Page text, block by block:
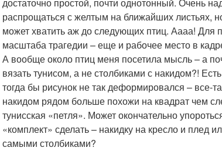
достаточно простой, почти однотонный. Очень
распрощаться с желтым на ближайших листьях,
может хватить аж до следующих птиц. Аааа! Для
масштаба трагедии – еще и рабочее место в
А вообще около птиц меня посетила мысль – а
вязать тунисом, а не столбиками с накидом?!
тогда бы рисунок не так деформировался – все-
накидом рядом больше похожи на квадрат чем
тунисская «петля». Может окончательно
«комплект» сделать – накидку на кресло и плед
самыми столбиками?